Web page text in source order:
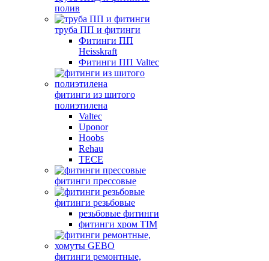
полив
труба ПП и фитинги
Фитинги ПП
Heisskraft
Фитинги ПП Valtec
фитинги из шитого
полиэтилена
Valtec
Uponor
Hoobs
Rehau
TECE
фитинги прессовые
фитинги резьбовые
резьбовые фитинги
фитинги хром TIM
фитинги ремонтные,